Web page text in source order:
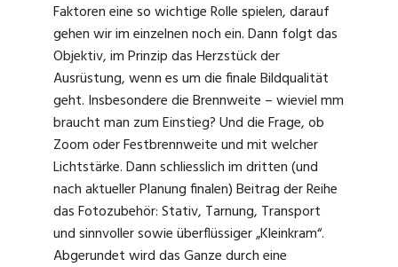
Faktoren eine so wichtige Rolle spielen, darauf
gehen wir im einzelnen noch ein. Dann folgt das
Objektiv, im Prinzip das Herzstück der
Ausrüstung, wenn es um die finale Bildqualität
geht. Insbesondere die Brennweite – wieviel mm
braucht man zum Einstieg? Und die Frage, ob
Zoom oder Festbrennweite und mit welcher
Lichtstärke. Dann schliesslich im dritten (und
nach aktueller Planung finalen) Beitrag der Reihe
das Fotozubehör: Stativ, Tarnung, Transport
und sinnvoller sowie überflüssiger „Kleinkram“.
Abgerundet wird das Ganze durch eine